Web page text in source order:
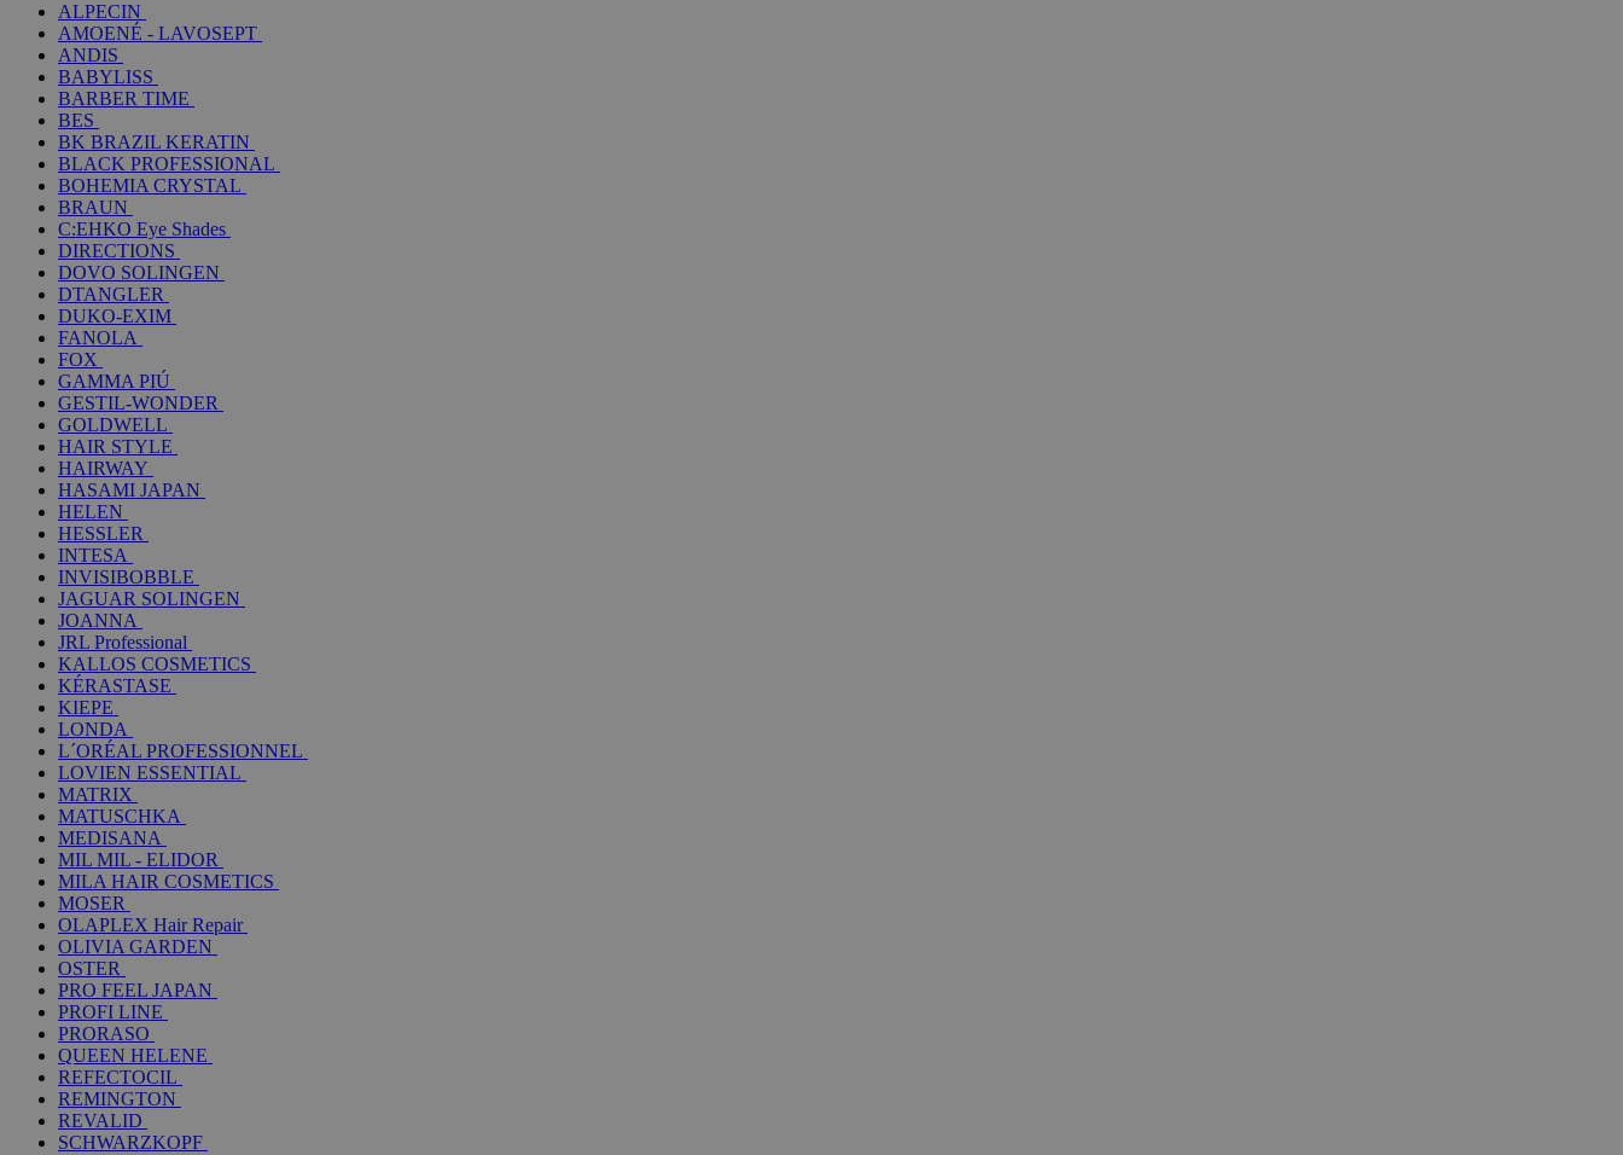
ALPECIN
AMOENÉ - LAVOSEPT
ANDIS
BABYLISS
BARBER TIME
BES
BK BRAZIL KERATIN
BLACK PROFESSIONAL
BOHEMIA CRYSTAL
BRAUN
C:EHKO Eye Shades
DIRECTIONS
DOVO SOLINGEN
DTANGLER
DUKO-EXIM
FANOLA
FOX
GAMMA PIÚ
GESTIL-WONDER
GOLDWELL
HAIR STYLE
HAIRWAY
HASAMI JAPAN
HELEN
HESSLER
INTESA
INVISIBOBBLE
JAGUAR SOLINGEN
JOANNA
JRL Professional
KALLOS COSMETICS
KÉRASTASE
KIEPE
LONDA
L´ORÉAL PROFESSIONNEL
LOVIEN ESSENTIAL
MATRIX
MATUSCHKA
MEDISANA
MIL MIL - ELIDOR
MILA HAIR COSMETICS
MOSER
OLAPLEX Hair Repair
OLIVIA GARDEN
OSTER
PRO FEEL JAPAN
PROFI LINE
PRORASO
QUEEN HELENE
REFECTOCIL
REMINGTON
REVALID
SCHWARZKOPF